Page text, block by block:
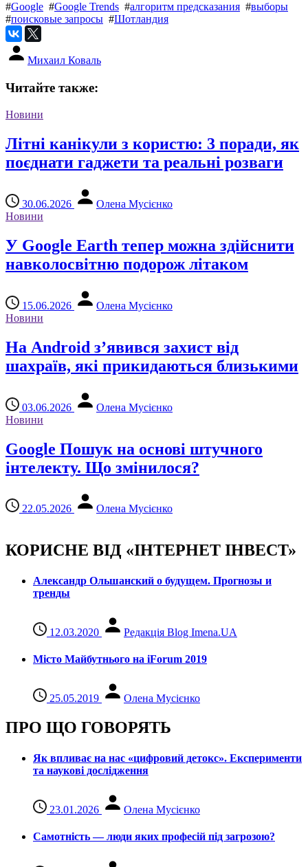
#Google #Google Trends #алгоритм предсказания #выборы
#поисковые запросы #Шотландия
Михаил Коваль
Читайте также:
Новини
Літні канікули з користю: 3 поради, як
поєднати гаджети та реальні розваги
30.06.2026
Олена Мусієнко
Новини
У Google Earth тепер можна здійснити
навколосвітню подорож літаком
15.06.2026
Олена Мусієнко
Новини
На Android з’явився захист від
шахраїв, які прикидаються близькими
03.06.2026
Олена Мусієнко
Новини
Google Пошук на основі штучного
інтелекту. Що змінилося?
22.05.2026 Олена Мусієнко
КОРИСНЕ ВІД «ІНТЕРНЕТ ІНВЕСТ»
Александр Ольшанский о будущем. Прогнозы и
тренды
12.03.2020 Редакція Blog Imena.UA
Місто Майбутнього на iForum 2019
25.05.2019 Олена Мусієнко
ПРО ЩО ГОВОРЯТЬ
Як впливає на нас «цифровий детокс». Експерименти
та наукові дослідження
23.01.2026 Олена Мусієнко
Самотність — люди яких професій під загрозою?